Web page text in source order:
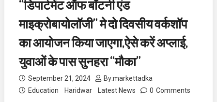
“डिपार्टमेंट ऑफ बॉटनी एंड
माइक्रोबायोलॉजी” मे दो दिवसीय वर्कशॉप
का आयोजन किया जाएगा,ऐसे करें अप्लाई,
युवाओं के पास सुनहरा “मौका”
September 21, 2024 By:markettadka
Education
Haridwar Latest News 0 Comments